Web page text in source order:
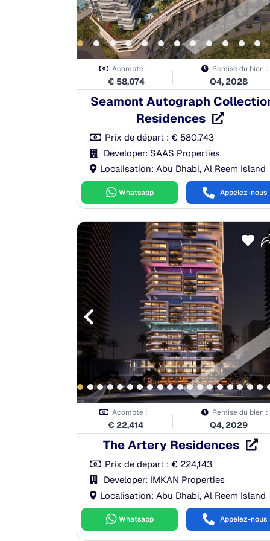
Acompte :
€ 58,074
Remise du bien :
Q4, 2028
Seamont Autograph
Residences
Prix de départ : € 580,743
Developer: SAAS Properties
Localisation: Abu Dhabi, Al Reem Island
Whatsapp Appelez-nous
Acompte :
€ 22,414
Remise du bien :
Q4, 2029
The Artery Residences
Prix de départ : € 224,143
Developer: IMKAN Properties
Localisation: Abu Dhabi, Al Reem Island
Whatsapp Appelez-nous
Payment Plan
À la réservation:10.00%
Pendant la construction:
40.00%
À la remise des clés:50.00%
Après la remise des clés:
0.00%